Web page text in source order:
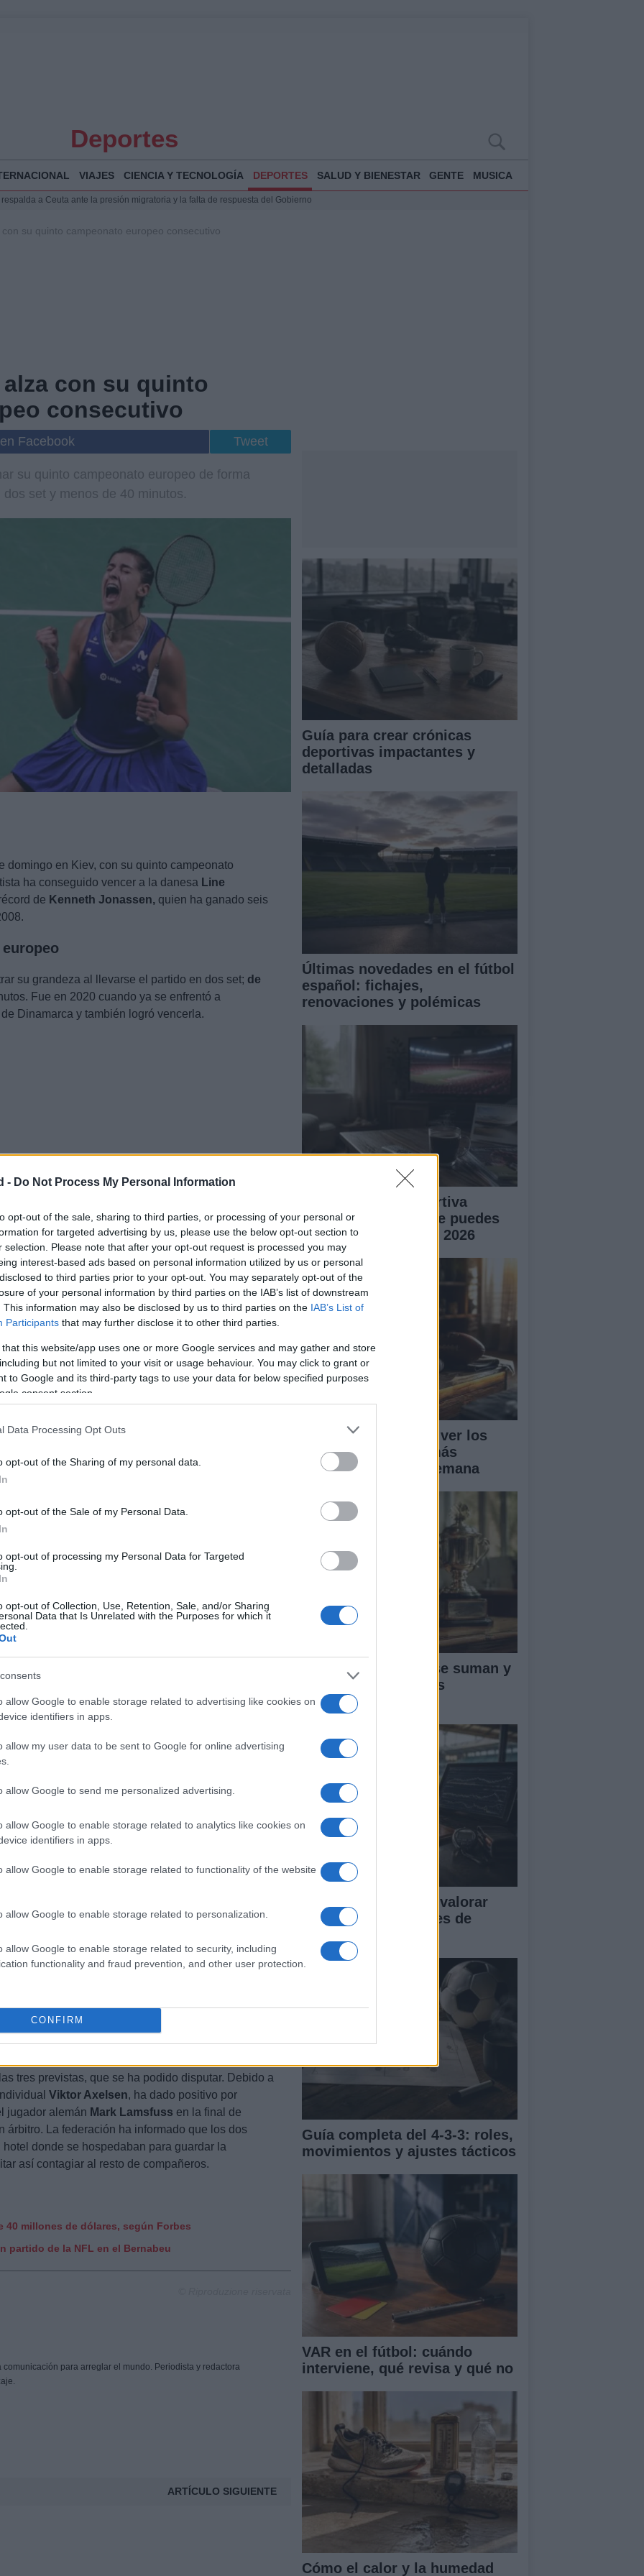
- Do Not Process My Personal Information
opt-out of the sale, sharing to third parties, or processing of your personal or
for targeted advertising by us, please use the below opt-out section to
selection. Please note that after your opt-out request is processed you may
interest-based ads based on personal information utilized by us or personal
to third parties prior to your opt-out. You may separately opt-out of the
of your personal information by third parties on the IAB’s list of downstream
This information may also be disclosed by us to third parties on the IAB’s List of
Participants that may further disclose it to other third parties.
that this website/app uses one or more Google services and may gather and store
but not limited to your visit or usage behaviour. You may click to grant or
to Google and its third-party tags to use your data for below specified purposes
consent section.
Data Processing Opt Outs
opt-out of the Sharing of my personal data.
opt-out of the Sale of my Personal Data.
opt-out of processing my Personal Data for Targeted
opt-out of Collection, Use, Retention, Sale, and/or Sharing
Data that Is Unrelated with the Purposes for which it
allow Google to enable storage related to advertising like cookies on
identifiers in apps.
allow my user data to be sent to Google for online advertising
allow Google to send me personalized advertising.
allow Google to enable storage related to analytics like cookies on
identifiers in apps.
allow Google to enable storage related to functionality of the website
allow Google to enable storage related to personalization.
allow Google to enable storage related to security, including
functionality and fraud prevention, and other user protection.
CONFIRM
Deportes
VIAJES CIENCIA Y TECNOLOGÍA DEPORTES SALUD Y BIENESTAR GENTE MUSICA
a Ceuta ante la presión migratoria y la falta de respuesta del Gobierno
del Gobierno ante la crisis migratoria en Ceuta
su quinto campeonato europeo consecutivo
con su quinto
consecutivo
Facebook Tweet
su quinto campeonato europeo de forma
set y menos de 40 minutos.
domingo en Kiev, con su quinto campeonato
ha conseguido vencer a la danesa Line
de Kenneth Jonassen, quien ha ganado seis
su grandeza al llevarse el partido en dos set; de
Fue en 2020 cuando ya se enfrentó a
Dinamarca y también logró vencerla.
el la medalla de oro que también ganó en 2018 en
Carolina sigue agrandando su palmarés,
de bádminton de España en toda su historia. Las
en
que su próximo objetivo es volver a ganar
lo que desde mañana comenzará un severo
forma posible al torneo de Tokio, que se aplazó un
un magnífico 2021, ya que también ha
Suiza y Tailandia.
y distancia anti Covid, Kiev ha puesto en
medallas a las jugadoras que se subían al
cualquier tipo de contacto directo con ellas.
de la madre en España, por lo que Carolina se ha
el oro sobre su cuello.
tres previstas, que se ha podido disputar. Debido a
Viktor Axelsen, ha dado positivo por
jugador alemán Mark Lamsfuss en la final de
árbitro. La federación ha informado que los dos
donde se hospedaban para guardar la
así contagiar al resto de compañeros.
40 millones de dólares, según Forbes
partido de la NFL en el Bernabeu
comunicación para arreglar el mundo. Periodista y redactora
ARTÍCULO SIGUIENTE
Guía para crear crónicas
deportivas impactantes y
detalladas
Últimas novedades en el fútbol
español: fichajes,
renovaciones y polémicas
Programación deportiva
gratuita: lo que no te puedes
perder en agosto de 2026
Guía completa para ver los
partidos de fútbol más
importantes de la semana
Puntos ATP: cómo se suman y
defienden en el tenis
profesional
Métricas clave para valorar
amistosos y sesiones de
Guía completa del 4-3-3: roles,
movimientos y ajustes tácticos
VAR en el fútbol: cuándo
interviene, qué revisa y qué no
Cómo el calor y la humedad